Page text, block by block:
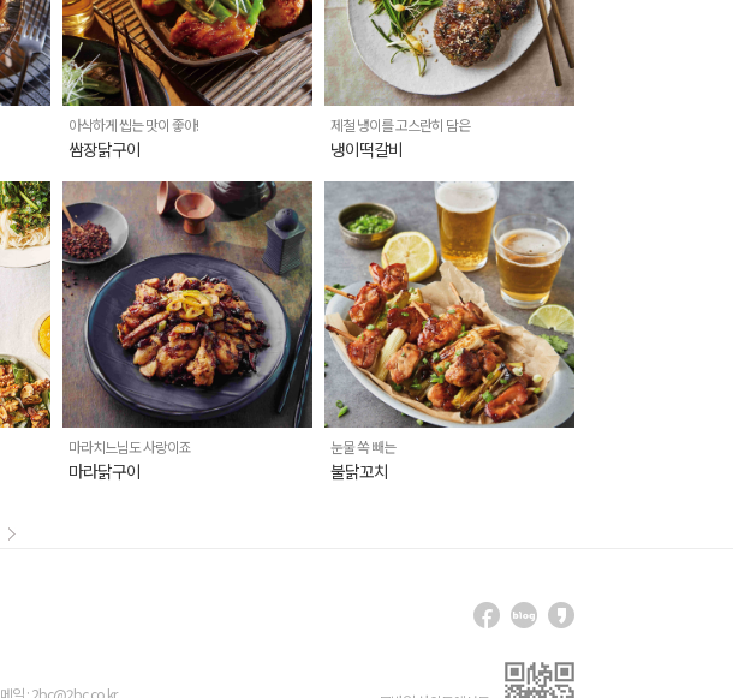
아삭하게 씹는 맛이 좋아!
쌈장닭구이
제철 냉이를 고스란히 담은
냉이떡갈비
마라치느님도 사랑이죠
마라닭구이
눈물 쏙 빼는
불닭꼬치
메일 : 2bc@2bc.co.kr